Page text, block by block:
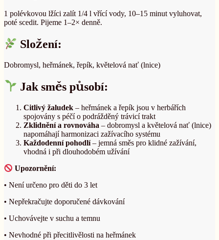
1 polévkovou lžíci zalít 1/4 l vřící vody, 10–15 minut vyluhovat,
poté scedit. Pijeme 1–2× denně.
Složení:
Dobromysl, heřmánek, řepík, květelová nať (lnice)
Jak směs působí:
Citlivý žaludek – heřmánek a řepík jsou v herbářích
spojovány s péčí o podrážděný trávicí trakt
Zklidnění a rovnováha – dobromysl a květelová nať (lnice)
napomáhají harmonizaci zažívacího systému
Každodenní pohodlí– jemná směs pro klidné zažívání,
vhodná i při dlouhodobém užívání
Upozornění:
• Není určeno pro děti do 3 let
• Nepřekračujte doporučené dávkování
• Uchovávejte v suchu a temnu
• Nevhodné při přecitlivělosti na heřmánek